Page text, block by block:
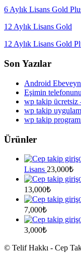
6 Aylık Lisans Gold
12 Aylık Lisans Gold
12 Aylık Lisans Gold
Son Yazılar
Android
Eşimin
wp takip ücretsiz
wp takip
wp takip
Ürünler
Lisans 23,000₺
13,000₺
7,000₺
3,000₺
© Telif Hakkı - Cep